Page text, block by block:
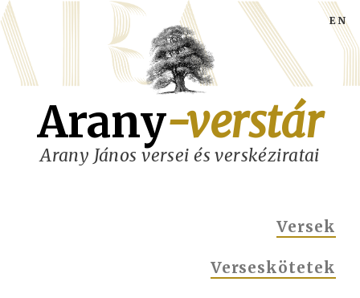
Ugrás
a
tartalomra
Arany-verstár
Arany János versei és verskéziratai
Versek
Verseskötetek